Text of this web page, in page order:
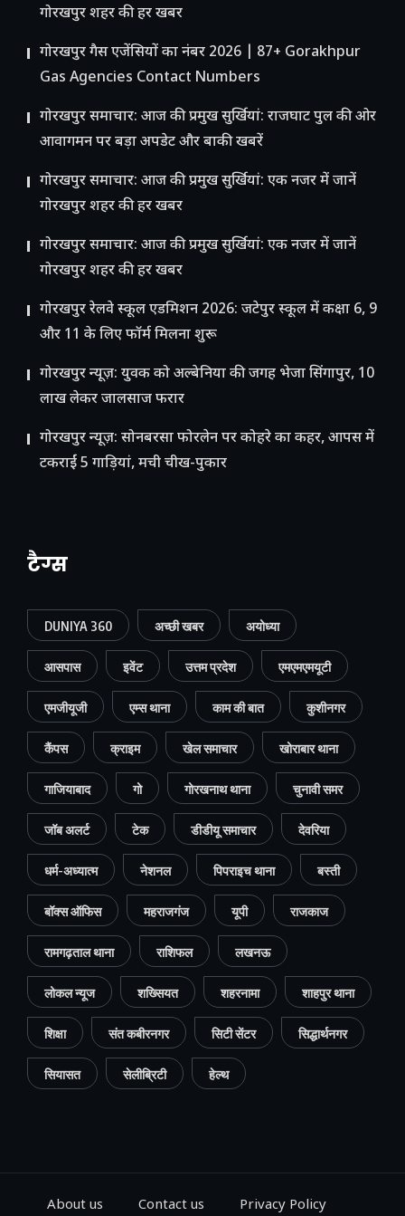
गोरखपुर शहर की हर खबर
गोरखपुर गैस एजेंसियों का नंबर 2026 | 87+ Gorakhpur
Gas Agencies Contact Numbers
गोरखपुर समाचार: आज की प्रमुख सुर्खियां: राजघाट पुल की ओर
आवागमन पर बड़ा अपडेट और बाकी खबरें
गोरखपुर समाचार: आज की प्रमुख सुर्खियां: एक नजर में जानें
गोरखपुर शहर की हर खबर
गोरखपुर समाचार: आज की प्रमुख सुर्खियां: एक नजर में जानें
गोरखपुर शहर की हर खबर
गोरखपुर रेलवे स्कूल एडमिशन 2026: जटेपुर स्कूल में कक्षा 6, 9
और 11 के लिए फॉर्म मिलना शुरू
गोरखपुर न्यूज़: युवक को अल्बेनिया की जगह भेजा सिंगापुर, 10
लाख लेकर जालसाज फरार
गोरखपुर न्यूज़: सोनबरसा फोरलेन पर कोहरे का कहर, आपस में
टकराईं 5 गाड़ियां, मची चीख-पुकार
टैग्स
DUNIYA 360 अच्छी खबर अयोध्या
आसपास इवेंट उत्तम प्रदेश एमएमएमयूटी
एमजीयूजी एम्स थाना काम की बात कुशीनगर
कैंपस क्राइम खेल समाचार खोराबार थाना
गाजियाबाद गो गोरखनाथ थाना चुनावी समर
जॉब अलर्ट टेक डीडीयू समाचार देवरिया
धर्म-अध्यात्म नेशनल पिपराइच थाना बस्ती
बॉक्स ऑफिस महराजगंज यूपी राजकाज
रामगढ़ताल थाना राशिफल लखनऊ
लोकल न्यूज शख्सियत शहरनामा शाहपुर थाना
शिक्षा संत कबीरनगर सिटी सेंटर सिद्धार्थनगर
सियासत सेलीब्रिटी हेल्थ
About us Contact us Privacy Policy